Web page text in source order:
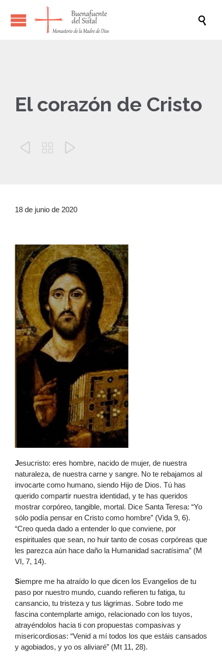

El corazón de Cristo
  
18 de junio de 2020
Jesucristo: eres hombre, nacido de mujer, de nuestra
naturaleza, de nuestra carne y sangre. No te rebajamos al
invocarte como humano, siendo Hijo de Dios. Tú has
querido compartir nuestra identidad, y te has queridos
mostrar corpóreo, tangible, mortal. Dice Santa Teresa: “Yo
sólo podía pensar en Cristo como hombre” (Vida 9, 6).
“Creo queda dado a entender lo que conviene, por
espirituales que sean, no huir tanto de cosas corpóreas que
les parezca aún hace daño la Humanidad sacratísima” (M
VI, 7, 14).
Siempre me ha atraído lo que dicen los Evangelios de tu
paso por nuestro mundo, cuando refieren tu fatiga, tu
cansancio, tu tristeza y tus lágrimas. Sobre todo me
fascina contemplarte amigo, relacionado con los tuyos,
atrayéndolos hacia ti con propuestas compasivas y
misericordiosas: “Venid a mí todos los que estáis cansados
y agobiados, y yo os aliviaré” (Mt 11, 28).